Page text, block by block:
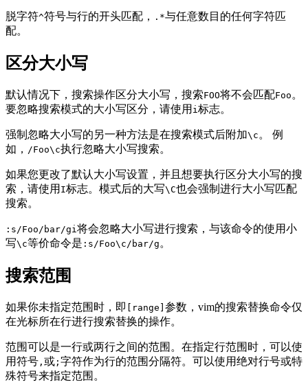
脱字符^符号与行的开头匹配， .*与任意数目的任何字符匹
配。
区分大小写
默认情况下，搜索操作区分大小写，搜索FOO将不会匹配Foo 。
要忽略搜索模式的大小写区分，请使用 i 标志。
强制忽略大小写的另一种方法是在搜索模式后附加\c 。 例
如， /Foo\c执行忽略大小写搜索。
如果您更改了默认大小写设置，并且想要执行区分大小写的搜
索，请使用 I标志。模式后的大写\C也会强制进行大小写匹配
搜索。
:s/Foo/bar/gi 将会忽略大小写进行搜索，与该命令的使用小
写\c等价命令是 :s/Foo\c/bar/g 。
搜索范围
如果你未指定范围时，即 [range] 参数，vim的搜索替换命令仅
在光标所在行进行搜索替换的操作。
范围可以是一行或两行之间的范围。在指定行范围时，可以使
用符号 , 或 ; 字符作为行的范围分隔符。可以使用绝对行号或特
殊符号来指定范围。